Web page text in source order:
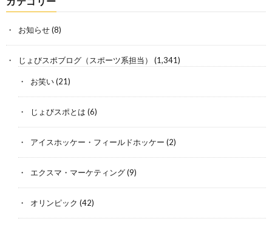
お知らせ(8)
じょびスポブログ（スポーツ系担当） (1,341)
お笑い(21)
じょびスポとは (6)
アイスホッケー・フィールドホッケー (2)
エクスマ・マーケティング(9)
オリンピック (42)